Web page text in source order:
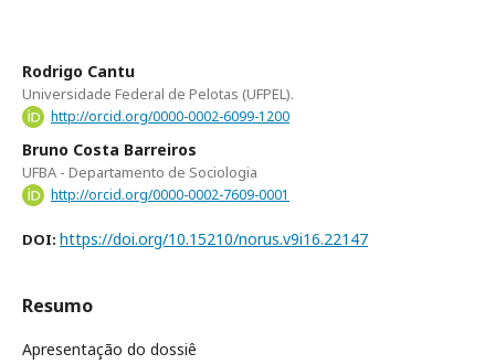
Rodrigo Cantu
Universidade Federal de Pelotas (UFPEL).
http://orcid.org/0000-0002-6099-1200
Bruno Costa Barreiros
UFBA - Departamento de Sociologia
http://orcid.org/0000-0002-7609-0001
DOI: https://doi.org/10.15210/norus.v9i16.22147
Resumo
Apresentação do dossiê